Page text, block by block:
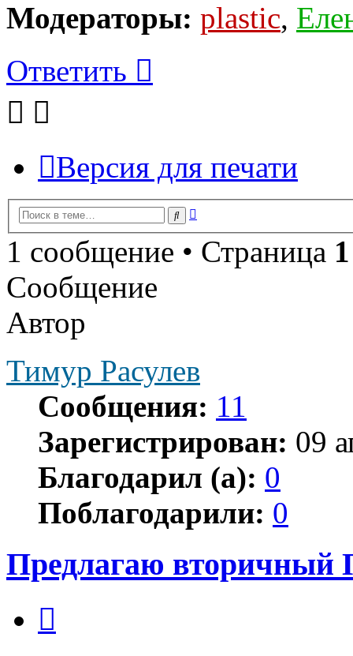
Модераторы: plastic,
Ответить
Версия для печати
Поиск
1 сообщение • Страница 1
Сообщение
Автор
Тимур Расулев
Сообщения: 11
Зарегистрирован: 09
Благодарил (а): 0
Поблагодарили: 0
Предлагаю вторичный